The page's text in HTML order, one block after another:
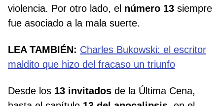
violencia. Por otro lado, el número 13 siempre
fue asociado a la mala suerte.
LEA TAMBIÉN: Charles Bukowski: el escritor
maldito que hizo del fracaso un triunfo
Desde los 13 invitados de la Última Cena,